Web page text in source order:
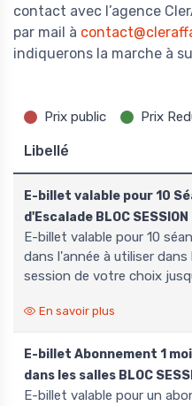
contact avec l’agence
par mail à
indiquerons la marche à
Prix public Prix
Libellé
E-billet valable pour 10
d'Escalade BLOC
e-billet valable pour 10 séances d'escalade
dans l'année à utiliser dans
session de votre choix
En savoir plus
E-billet Abonnement 1
dans les salles BLOC
e-billet valable pour un abonnement d'un